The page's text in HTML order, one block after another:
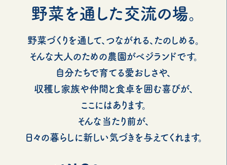
野菜を通した交流の場。
野菜づくりを通して、つながれる、たのしめる。
そんな大人のための農園がベジランドです。
自分たちで育てる愛おしさや、
収穫し家族や仲間と食卓を囲む喜びが、
ここにはあります。
そんな当たり前が、
日々の暮らしに新しい気づきを与えてくれます。